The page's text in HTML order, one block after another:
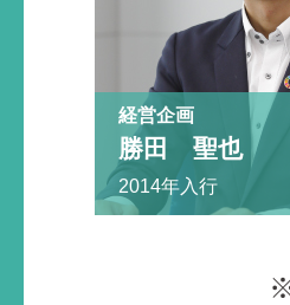
経営企画
勝田 聖也
2014年入行